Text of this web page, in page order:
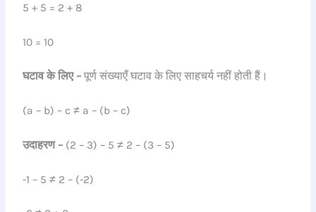
5 + 5 = 2 + 8
10 = 10
घटाव के लिए – पूर्ण संख्याएँ घटाव के लिए साहचर्य नहीं होती हैं।
(a – b) – c ≠ a – (b – c)
उदाहरण – (2 – 3) – 5 ≠ 2 – (3 – 5)
-1 – 5 ≠ 2 – (-2)